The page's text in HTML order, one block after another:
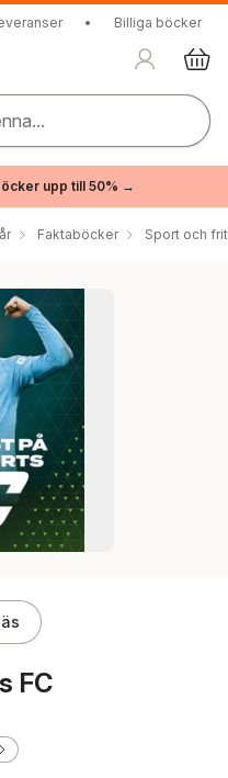
• Billiga böcker
upp till 50% →
Faktaböcker Sport och
FC